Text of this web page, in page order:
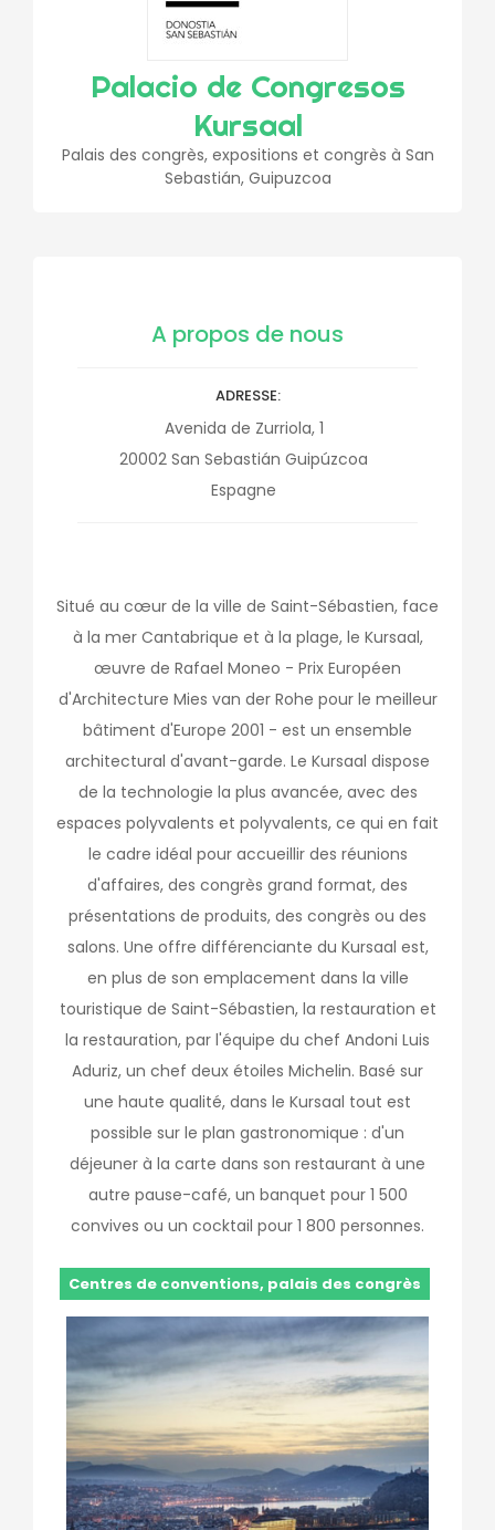
Palacio de Congresos
Kursaal
Palais des congrès, expositions et congrès à San
Sebastián, Guipuzcoa
A propos de nous
ADRESSE
Avenida de Zurriola, 1
20002 San Sebastián Guipúzcoa
Espagne
Situé au cœur de la ville de Saint-Sébastien, face
à la mer Cantabrique et à la plage, le Kursaal,
œuvre de Rafael Moneo - Prix Européen
d'Architecture Mies van der Rohe pour le meilleur
bâtiment d'Europe 2001 - est un ensemble
architectural d'avant-garde. Le Kursaal dispose
de la technologie la plus avancée, avec des
espaces polyvalents et polyvalents, ce qui en fait
le cadre idéal pour accueillir des réunions
d'affaires, des congrès grand format, des
présentations de produits, des congrès ou des
salons. Une offre différenciante du Kursaal est,
en plus de son emplacement dans la ville
touristique de Saint-Sébastien, la restauration et
la restauration, par l'équipe du chef Andoni Luis
Aduriz, un chef deux étoiles Michelin. Basé sur
une haute qualité, dans le Kursaal tout est
possible sur le plan gastronomique : d'un
déjeuner à la carte dans son restaurant à une
autre pause-café, un banquet pour 1 500
convives ou un cocktail pour 1 800 personnes.
Centres de conventions, palais des congrès